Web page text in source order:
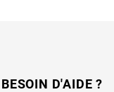
BESOIN D'AIDE ?